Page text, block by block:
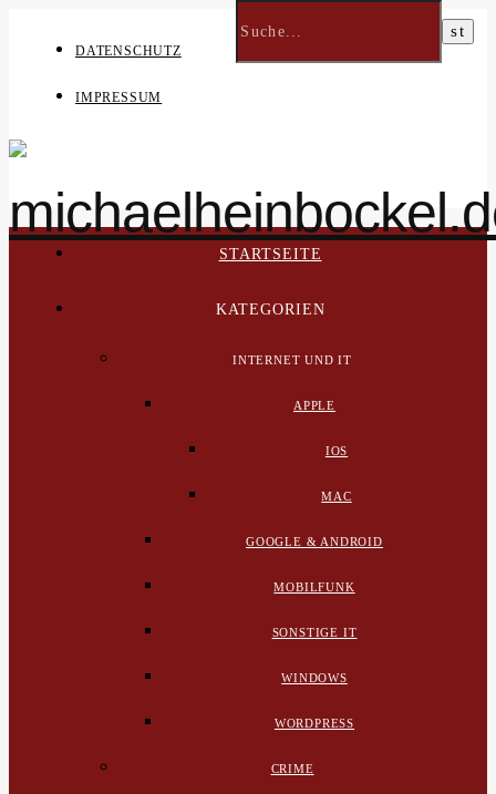
DATENSCHUTZ
IMPRESSUM
STARTSEITE
KATEGORIEN
INTERNET UND IT
APPLE
IOS
MAC
GOOGLE & ANDROID
MOBILFUNK
SONSTIGE IT
WINDOWS
WORDPRESS
CRIME